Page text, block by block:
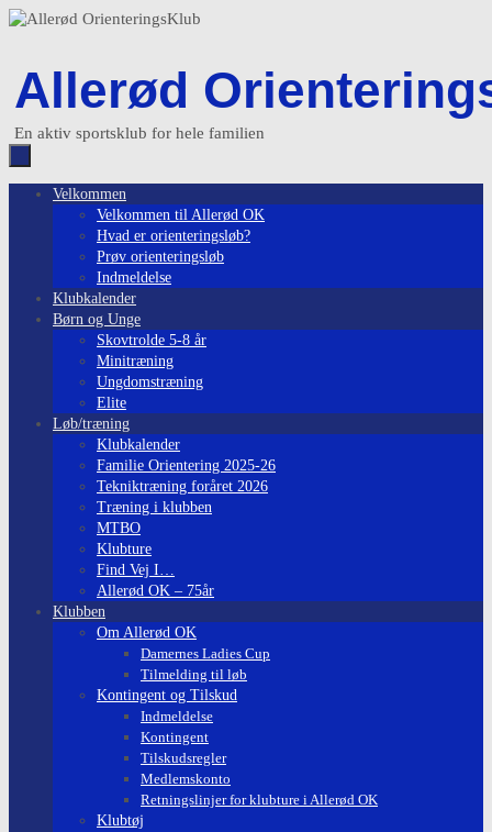
Skip
Allerød
En aktiv sportsklub for hele familien
Skip
Velkommen
Velkommen til Allerød OK
Hvad er orienteringsløb?
Prøv orienteringsløb
Indmeldelse
Klubkalender
Børn og Unge
Skovtrolde 5-8 år
Minitræning
Ungdomstræning
Elite
Løb/træning
Klubkalender
Familie Orientering 2025-26
Tekniktræning foråret 2026
Træning i klubben
MTBO
Klubture
Find Vej I…
Allerød OK – 75år
Klubben
Om Allerød OK
Damernes Ladies Cup
Tilmelding til løb
Kontingent og Tilskud
Indmeldelse
Kontingent
Tilskudsregler
Medlemskonto
Retningslinjer for klubture i Allerød OK
Klubtøj